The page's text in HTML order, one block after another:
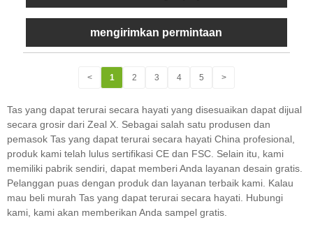
mengirimkan permintaan
< 1 2 3 4 5 >
Tas yang dapat terurai secara hayati yang disesuaikan dapat dijual
secara grosir dari Zeal X. Sebagai salah satu produsen dan
pemasok Tas yang dapat terurai secara hayati China profesional,
produk kami telah lulus sertifikasi CE dan FSC. Selain itu, kami
memiliki pabrik sendiri, dapat memberi Anda layanan desain gratis.
Pelanggan puas dengan produk dan layanan terbaik kami. Kalau
mau beli murah Tas yang dapat terurai secara hayati. Hubungi
kami, kami akan memberikan Anda sampel gratis.